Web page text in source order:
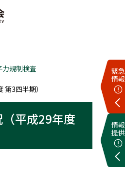
緊急
情報
情報
提供
力規制検査
3四半期）
平成29年度